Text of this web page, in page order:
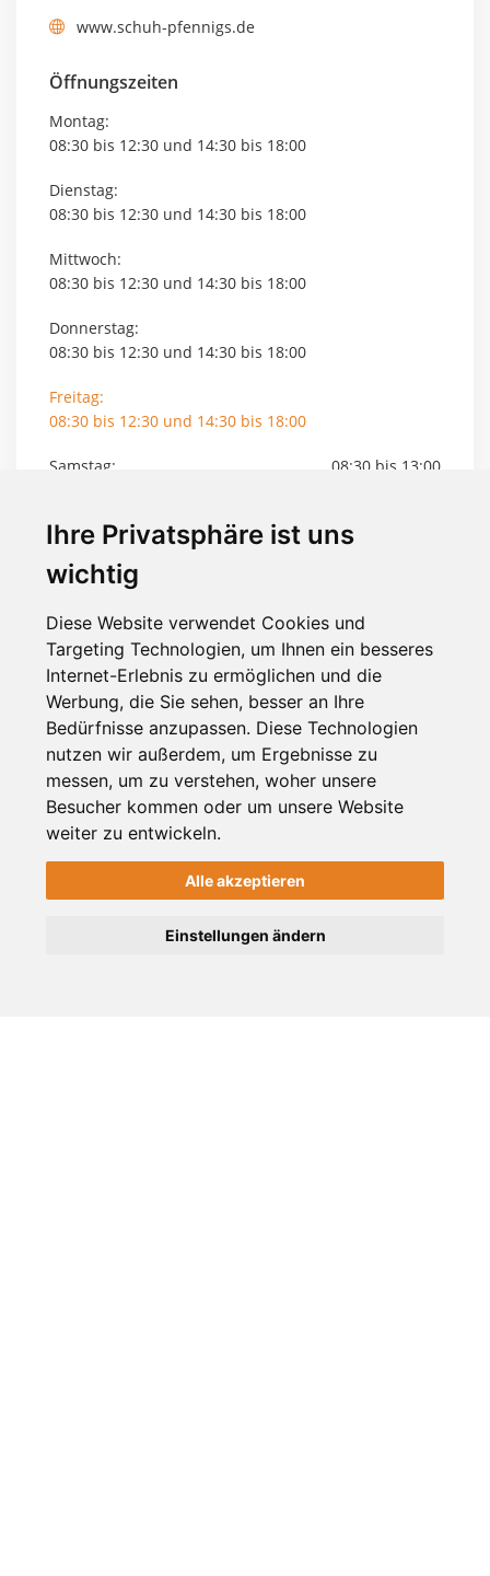
Ihre Privatsphäre ist uns
wichtig
Diese Website verwendet Cookies und
Targeting Technologien, um Ihnen ein besseres
Internet-Erlebnis zu ermöglichen und die
Werbung, die Sie sehen, besser an Ihre
Bedürfnisse anzupassen. Diese Technologien
nutzen wir außerdem, um Ergebnisse zu
messen, um zu verstehen, woher unsere
Besucher kommen oder um unsere Website
weiter zu entwickeln.
Alle akzeptieren
Einstellungen ändern
www.schuh-pfennigs.de
Öffnungszeiten
Montag:
08:30 bis 12:30 und 14:30 bis 18:00
Dienstag:
08:30 bis 12:30 und 14:30 bis 18:00
Mittwoch:
08:30 bis 12:30 und 14:30 bis 18:00
Donnerstag:
08:30 bis 12:30 und 14:30 bis 18:00
Freitag:
08:30 bis 12:30 und 14:30 bis 18:00
Samstag: 08:30 bis 13:00
Info
gelistet seit 9 Jahren
Tags
Schuhe
ID: 13979
ÜBER UNS
Das Stadt-Magazin für Viersen, Süchteln, Dülken und